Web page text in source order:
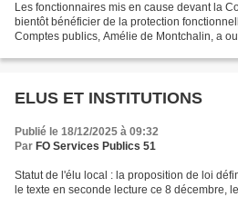
Les fonctionnaires mis en cause devant la
bientôt bénéficier de la protection
Comptes publics, Amélie de Montchalin, a
ELUS ET INSTITUTIONS
Publié le 18/12/2025 à 09:32
Par FO Services Publics 51
Statut de l'élu local : la proposition de loi
le texte en seconde lecture ce 8 décembre,